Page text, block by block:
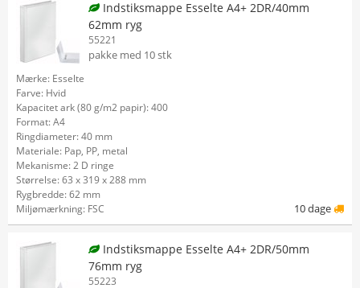
Indstiksmappe Esselte A4+ 2DR/40mm
62mm ryg
55221
pakke med 10 stk
Mærke: Esselte
Farve: Hvid
Kapacitet ark (80 g/m2 papir): 400
Format: A4
Ringdiameter: 40 mm
Materiale: Pap, PP, metal
Mekanisme: 2 D ringe
Størrelse: 63 x 319 x 288 mm
Rygbredde: 62 mm
Miljømærkning: FSC
10 dage
Indstiksmappe Esselte A4+ 2DR/50mm
76mm ryg
55223